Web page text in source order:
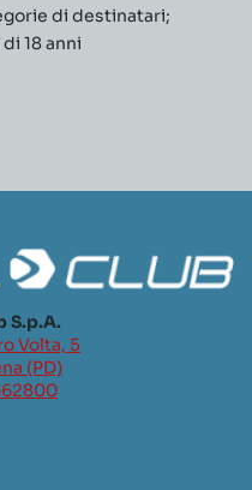
di destinatari;
18 anni
S.p.A.
Volta, 5
(PD)